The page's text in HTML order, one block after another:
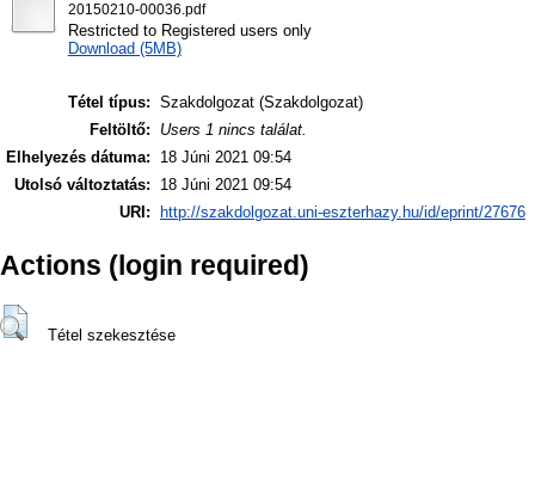
20150210-00036.pdf
Restricted to Registered users only
Download (5MB)
Tétel típus: Szakdolgozat (Szakdolgozat)
Feltöltő:
Users 1 nincs találat.
Elhelyezés dátuma:
18 Júni 2021 09:54
Utolsó változtatás:
18 Júni 2021 09:54
URI:
http://szakdolgozat.uni-eszterhazy.hu/id/eprint/27676
Actions (login required)
Tétel szekesztése